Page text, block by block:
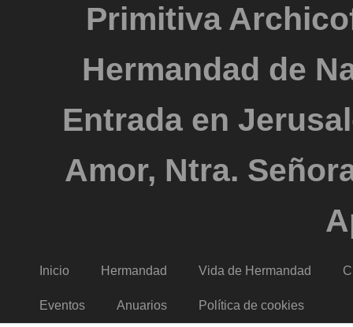
Primitiva
Hermandad de
Entrada en
Amor, Ntra.
Inicio Hermandad Vida de Hermandad
Eventos Anuarios Política de cookies